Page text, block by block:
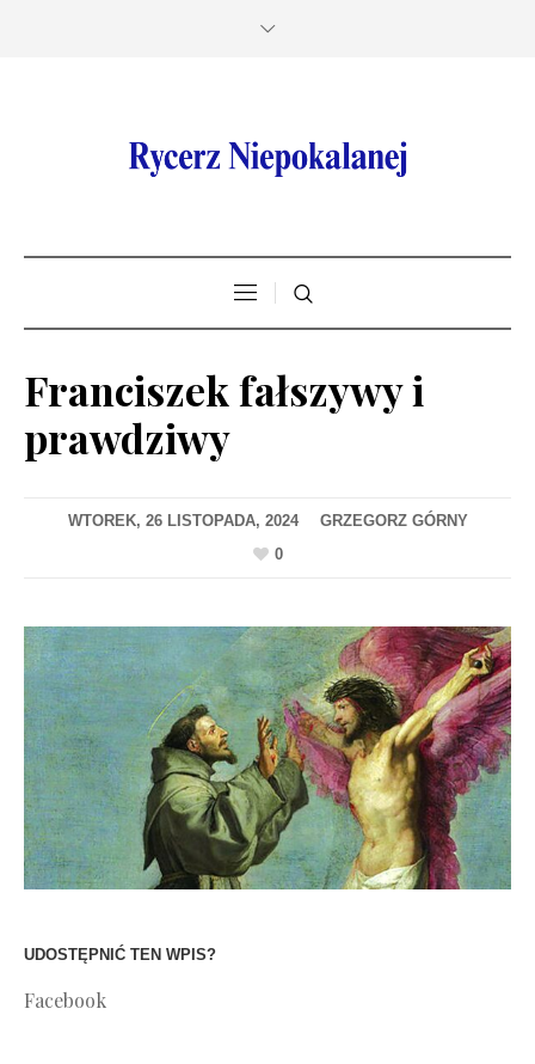
Franciszek fałszywy i
prawdziwy
WTOREK, 26 LISTOPADA, 2024
0
UDOSTĘPNIĆ TEN WPIS?
Facebook